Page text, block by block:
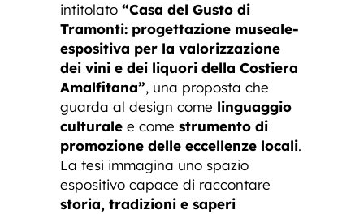
intitolato “Casa del Gusto di
Tramonti: progettazione museale-
espositiva per la valorizzazione
dei vini e dei liquori della Costiera
Amalfitana”, una proposta che
guarda al design come linguaggio
culturale e come strumento di
promozione delle eccellenze locali.
La tesi immagina uno spazio
espositivo capace di raccontare
storia, tradizioni e saperi